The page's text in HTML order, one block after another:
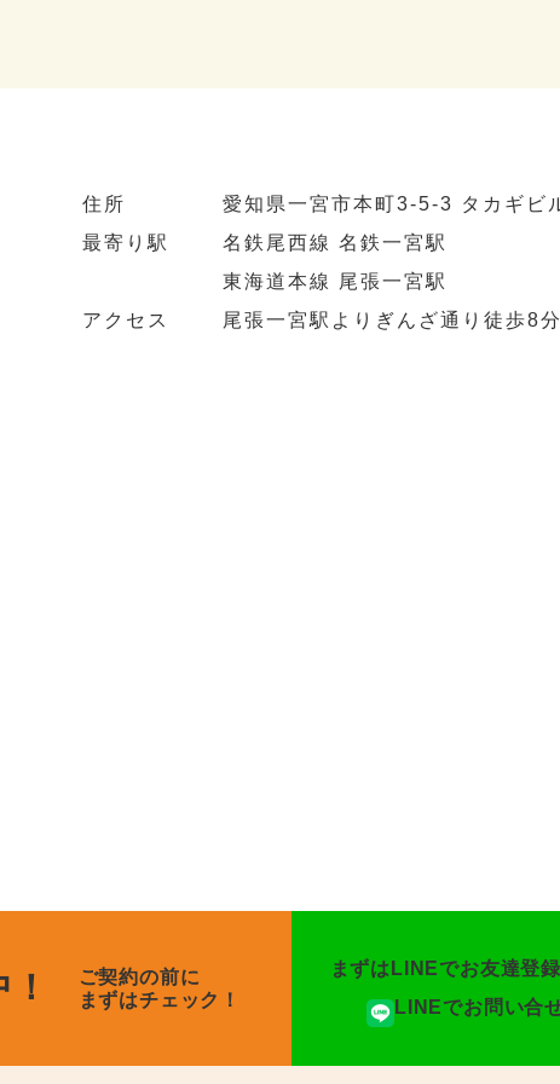
住所
愛知県一宮市本町3-5-3 タカギビ
最寄り駅
名鉄尾西線 名鉄一宮駅
東海道本線 尾張一宮駅
アクセス
尾張一宮駅よりぎんざ通り徒歩8
ご契約の前に
まずはチェック！
まずはLINEでお友達登
LINEでお問い合